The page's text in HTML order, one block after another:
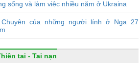
sống và làm việc nhiều năm ở Ukraina
Chuyện của những người lính ở Nga 27
tai - Tai nạn